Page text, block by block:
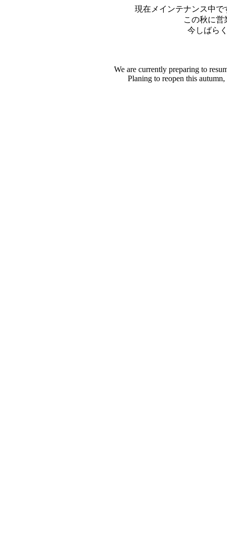
現在メインテナンス中
この秋に営
今しばら
We are currently preparing to
Planing to reopen this